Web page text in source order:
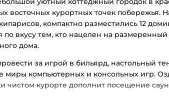
восточных курортных точек побережья.
компактно разместились 12
по вкусу тем, кто нацелен на
дома.
за игрой в бильярд, настольный
миры компьютерных и консольных игр.
чистом курорте дополнит посещение